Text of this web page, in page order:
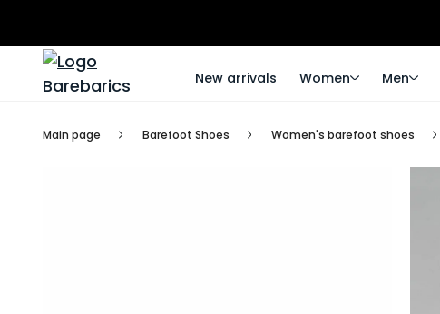
New arrivals Women Men
Main page Barefoot Shoes Women's barefoot shoes